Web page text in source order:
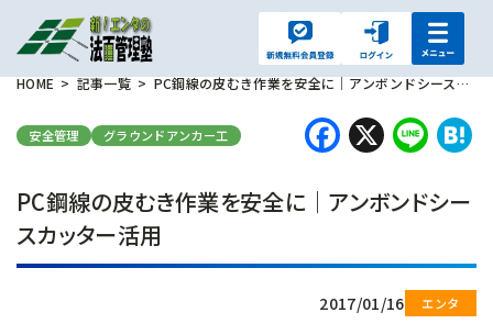
HOME 記事一覧 PC鋼線の皮むき作業を安全に｜アンボンドシースカッター活用
安全管理 グラウンドアンカー工 X
PC鋼線の皮むき作業を安全に｜アンボンドシー
スカッター活用
2017/01/16